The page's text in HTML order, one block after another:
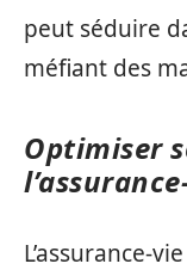
peut séduire
méfiant des
Optimiser
L’assurance-